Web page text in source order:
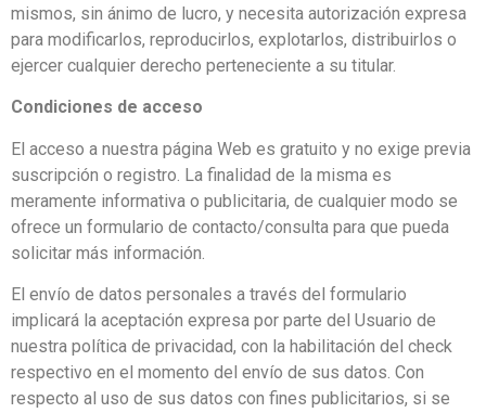
mismos, sin ánimo de lucro, y necesita autorización expresa
para modificarlos, reproducirlos, explotarlos, distribuirlos o
ejercer cualquier derecho perteneciente a su titular.
Condiciones de acceso
El acceso a nuestra página Web es gratuito y no exige previa
suscripción o registro. La finalidad de la misma es
meramente informativa o publicitaria, de cualquier modo se
ofrece un formulario de contacto/consulta para que pueda
solicitar más información.
El envío de datos personales a través del formulario
implicará la aceptación expresa por parte del Usuario de
nuestra política de privacidad, con la habilitación del check
respectivo en el momento del envío de sus datos. Con
respecto al uso de sus datos con fines publicitarios, si se